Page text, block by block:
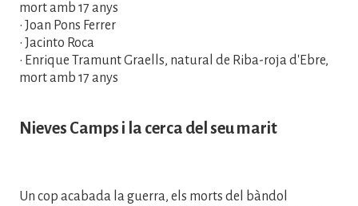
mort amb 17 anys
• Joan Pons Ferrer
• Jacinto Roca
• Enrique Tramunt Graells, natural de Riba-roja d'Ebre,
mort amb 17 anys
Nieves Camps i la cerca del seu marit
Un cop acabada la guerra, els morts del bàndol